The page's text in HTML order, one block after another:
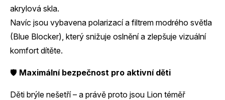
akrylová skla.
Navíc jsou vybavena polarizací a filtrem modrého světla
(Blue Blocker), který snižuje oslnění a zlepšuje vizuální
komfort dítěte.
🛡️ Maximální bezpečnost pro aktivní děti
Děti brýle nešetří – a právě proto jsou Lion téměř